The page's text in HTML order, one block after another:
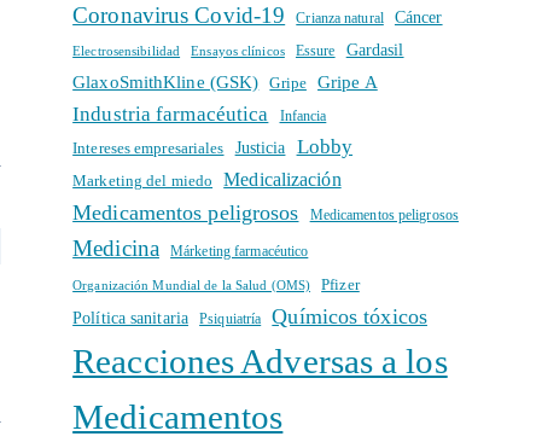
Coronavirus Covid-19 Crianza natural Cáncer
Electrosensibilidad Ensayos clínicos Essure Gardasil
GlaxoSmithKline (GSK) Gripe Gripe A
Industria farmacéutica Infancia
Intereses empresariales Justicia Lobby
Marketing del miedo Medicalización
Medicamentos peligrosos Medicamentos peligrosos
Medicina Márketing farmacéutico
Organización Mundial de la Salud (OMS) Pfizer
Política sanitaria Psiquiatría Químicos tóxicos
Reacciones Adversas a los
Medicamentos